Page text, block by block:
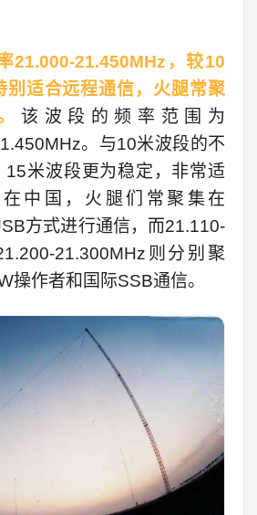
21.000-21.450MHz，较10
别适合远程通信，火腿常聚
该波段的频率范围为
。与10米波段的不
15米波段更为稳定，非常适
中国，火腿们常聚集在
方式进行通信，而21.110-
21.300MHz则分别聚
操作者和国际SSB通信。